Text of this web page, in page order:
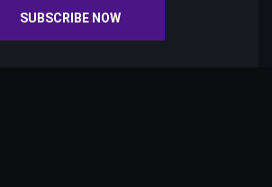
SUBSCRIBE NOW